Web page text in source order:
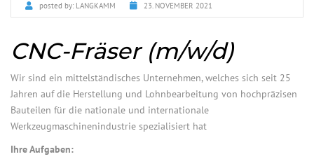
posted by: LANGKAMM 23. NOVEMBER 2021
CNC-Fräser (m/w/d)
Wir sind ein mittelständisches Unternehmen, welches sich seit 25
Jahren auf die Herstellung und Lohnbearbeitung von hochpräzisen
Bauteilen für die nationale und internationale
Werkzeugmaschinenindustrie spezialisiert hat
Ihre Aufgaben: